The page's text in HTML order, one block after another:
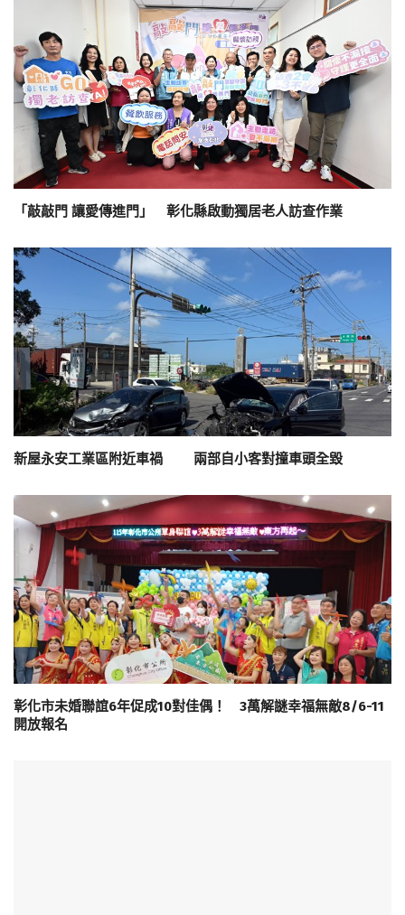
「敲敲門 讓愛傳進門」 彰化縣啟動獨居老人訪查作業
新屋永安工業區附近車禍 兩部自小客對撞車頭全毀
彰化市未婚聯誼6年促成10對佳偶！ 3萬解謎幸福無敵8/6-11
開放報名